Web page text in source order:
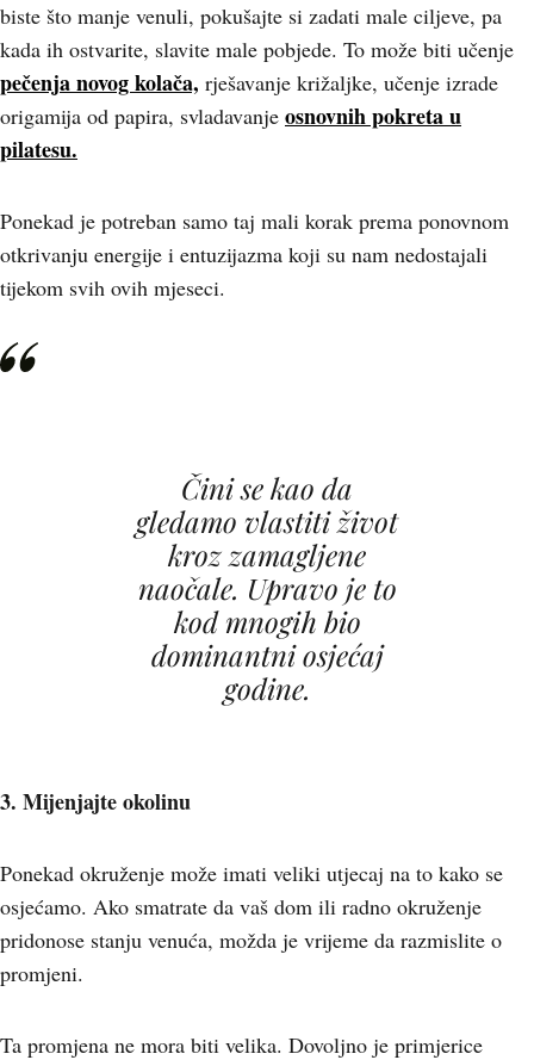
biste što manje venuli, pokušajte si zadati male ciljeve, pa
kada ih ostvarite, slavite male pobjede. To može biti učenje
pečenja novog kolača, rješavanje križaljke, učenje izrade
origamija od papira, svladavanje osnovnih pokreta u
pilatesu.
Ponekad je potreban samo taj mali korak prema ponovnom
otkrivanju energije i entuzijazma koji su nam nedostajali
tijekom svih ovih mjeseci.
Čini se kao da
gledamo vlastiti život
kroz zamagljene
naočale. Upravo je to
kod mnogih bio
dominantni osjećaj
godine.
3. Mijenjajte okolinu
Ponekad okruženje može imati veliki utjecaj na to kako se
osjećamo. Ako smatrate da vaš dom ili radno okruženje
pridonose stanju venuća, možda je vrijeme da razmislite o
promjeni.
Ta promjena ne mora biti velika. Dovoljno je primjerice